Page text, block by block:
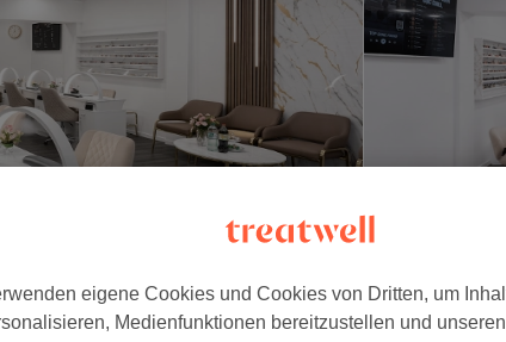
, 45355
eigene Cookies und Cookies von Dritten, um
Medienfunktionen bereitzustellen und